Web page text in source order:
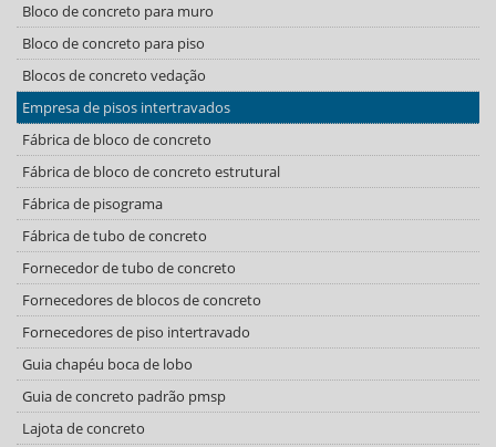
Bloco de concreto para muro
Bloco de concreto para piso
Blocos de concreto vedação
Empresa de pisos intertravados
Fábrica de bloco de concreto
Fábrica de bloco de concreto estrutural
Fábrica de pisograma
Fábrica de tubo de concreto
Fornecedor de tubo de concreto
Fornecedores de blocos de concreto
Fornecedores de piso intertravado
Guia chapéu boca de lobo
Guia de concreto padrão pmsp
Lajota de concreto